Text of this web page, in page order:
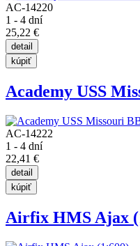
AC-14220
1 - 4 dní
25,22 €
Academy USS
AC-14222
1 - 4 dní
22,41 €
Airfix HMS Ajax